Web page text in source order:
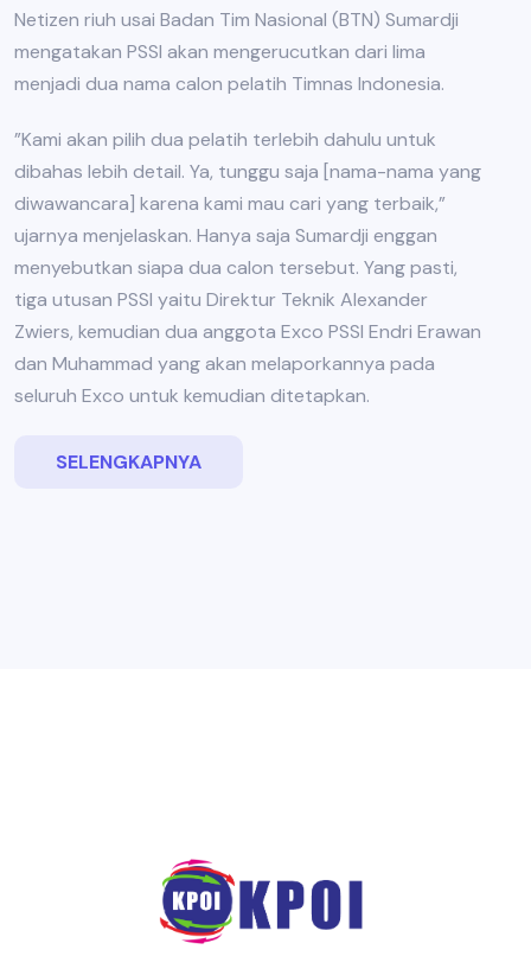
Netizen riuh usai Badan Tim Nasional (BTN) Sumardji
mengatakan PSSI akan mengerucutkan dari lima
menjadi dua nama calon pelatih Timnas Indonesia.
”Kami akan pilih dua pelatih terlebih dahulu untuk
dibahas lebih detail. Ya, tunggu saja [nama-nama yang
diwawancara] karena kami mau cari yang terbaik,”
ujarnya menjelaskan. Hanya saja Sumardji enggan
menyebutkan siapa dua calon tersebut. Yang pasti,
tiga utusan PSSI yaitu Direktur Teknik Alexander
Zwiers, kemudian dua anggota Exco PSSI Endri Erawan
dan Muhammad yang akan melaporkannya pada
seluruh Exco untuk kemudian ditetapkan.
SELENGKAPNYA